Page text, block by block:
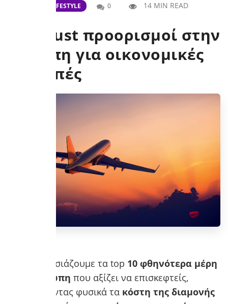
LIFESTYLE 0 14 MIN READ
5+1 must προορισμοί στην
Ευρώπη για οικονομικές
διακοπές
Σου παρουσιάζουμε τα top 10 φθηνότερα μέρη
στην Ευρώπη που αξίζει να επισκεφτείς,
υπολογίζοντας φυσικά τα κόστη της διαμονής